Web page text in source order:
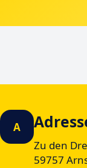
A
Zu den
59757